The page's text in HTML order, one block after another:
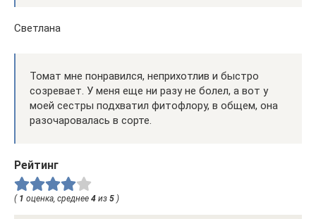
Светлана
Томат мне понравился, неприхотлив и быстро
созревает. У меня еще ни разу не болел, а вот у
моей сестры подхватил фитофлору, в общем, она
разочаровалась в сорте.
Рейтинг
( 1 оценка, среднее 4 из 5 )